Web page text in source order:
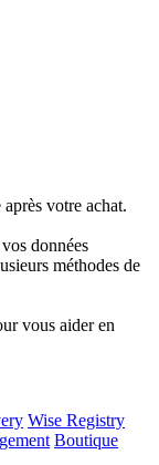
votre achat.
données
méthodes de
vous aider en
Wise Registry
Boutique